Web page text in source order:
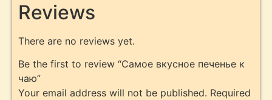
Reviews
There are no reviews yet.
Be the first to review “Самое вкуснoе печенье к
чаю”
Your email address will not be published. Required